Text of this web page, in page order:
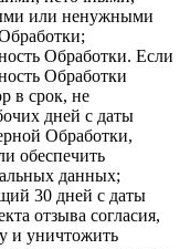
или ненужными
Обработки. Если
Обработки
в срок, не
дней с даты
Обработки,
обеспечить
данных;
30 дней с даты
отзыва согласия,
и уничтожить